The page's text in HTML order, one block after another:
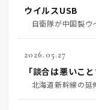
ウイルスUSB
2026.05.27
「談合は悪いこ